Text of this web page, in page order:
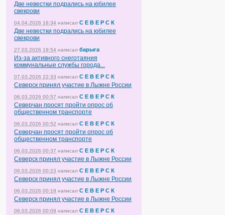
Две невестки подрались на юбилее
свекрови
04.04.2026 18:34 написал С Е В Е Р С К
Две невестки подрались на юбилее
свекрови
27.03.2026 19:54 написал барыга
Из-за активного снеготаяния
коммунальные службы города...
07.03.2026 22:33 написал С Е В Е Р С К
Северск принял участие в Лыжне России
06.03.2026 00:57 написал С Е В Е Р С К
Северчан просят пройти опрос об
общественном транспорте
06.03.2026 00:52 написал С Е В Е Р С К
Северчан просят пройти опрос об
общественном транспорте
06.03.2026 00:37 написал С Е В Е Р С К
Северск принял участие в Лыжне России
06.03.2026 00:23 написал С Е В Е Р С К
Северск принял участие в Лыжне России
06.03.2026 00:18 написал С Е В Е Р С К
Северск принял участие в Лыжне России
06.03.2026 00:09 написал С Е В Е Р С К